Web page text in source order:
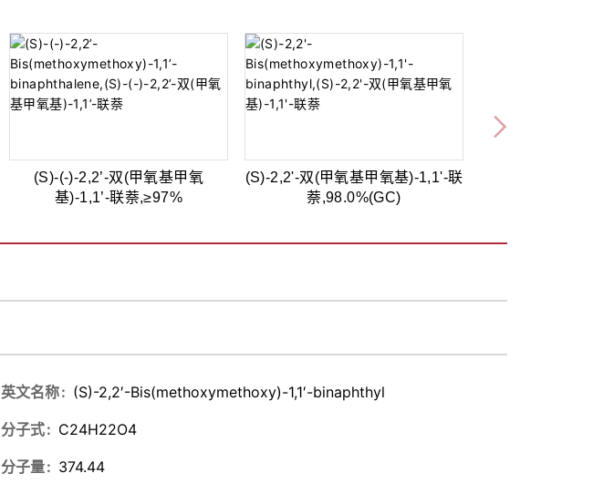
(S)-(-)-2,2’-双(甲氧基甲氧
基)-1,1’-联萘,≥97%
(S)-2,2'-双(甲氧基甲氧基)-1,1'-联
萘,98.0%(GC)
英文名称 (S)-2,2′-Bis(methoxymethoxy)-1,1′-binaphthyl
分子式 C24H22O4
分子量 374.44